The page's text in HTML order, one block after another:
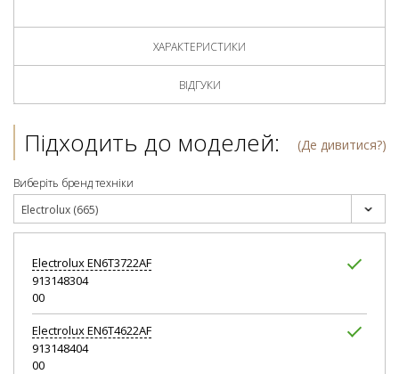
ХАРАКТЕРИСТИКИ
ВІДГУКИ
Підходить до моделей: (Де дивитися?)
Виберіть бренд техніки
Electrolux (665)
ElectroluxEN6T3722AF
913148304
00
ElectroluxEN6T4622AF
913148404
00